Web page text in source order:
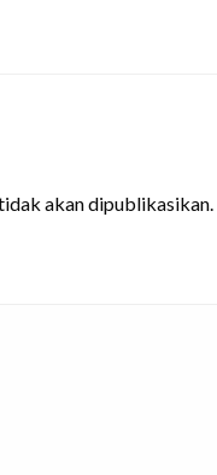
akan dipublikasikan.